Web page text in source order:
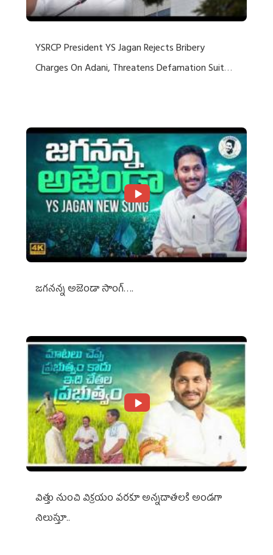
YSRCP President YS Jagan Rejects Bribery
Charges On Adani, Threatens Defamation Suit
జగనన్న అజెండా సాంగ్….
విత్తు నుంచి విక్రయం వరకూ అన్నదాతలకి అండగా
నిలుస్తూ..